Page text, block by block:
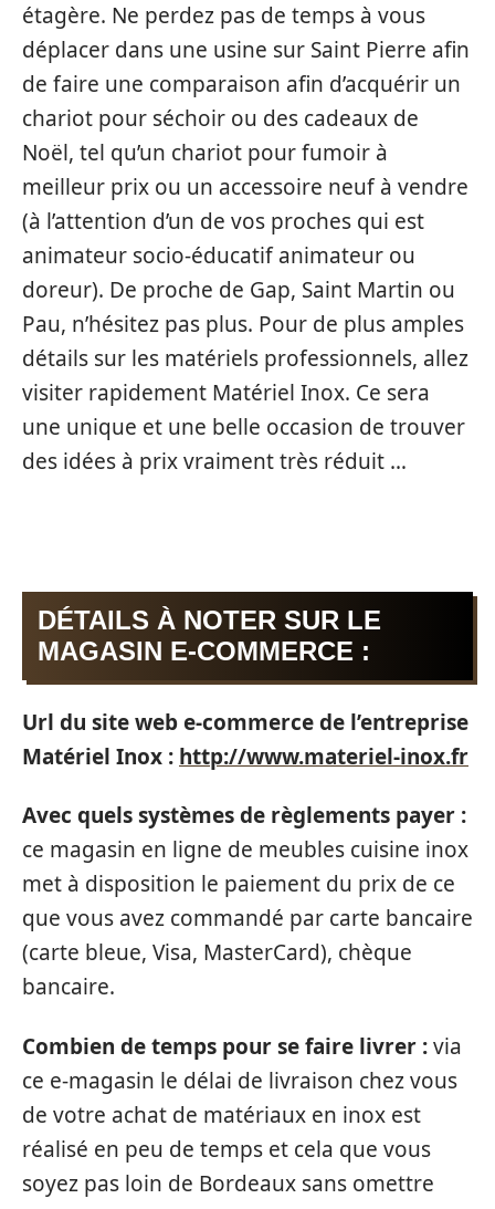
étagère. Ne perdez pas de temps à vous
déplacer dans une usine sur Saint Pierre afin
de faire une comparaison afin d’acquérir un
chariot pour séchoir ou des cadeaux de
Noël, tel qu’un chariot pour fumoir à
meilleur prix ou un accessoire neuf à vendre
(à l’attention d’un de vos proches qui est
animateur socio-éducatif animateur ou
doreur). De proche de Gap, Saint Martin ou
Pau, n’hésitez pas plus. Pour de plus amples
détails sur les matériels professionnels, allez
visiter rapidement Matériel Inox. Ce sera
une unique et une belle occasion de trouver
des idées à prix vraiment très réduit …
DÉTAILS À NOTER SUR LE
MAGASIN E-COMMERCE :
Url du site web e-commerce de l’entreprise
Matériel Inox : http://www.materiel-inox.fr
Avec quels systèmes de règlements payer :
ce magasin en ligne de meubles cuisine inox
met à disposition le paiement du prix de ce
que vous avez commandé par carte bancaire
(carte bleue, Visa, MasterCard), chèque
bancaire.
Combien de temps pour se faire livrer :via
ce e-magasin le délai de livraison chez vous
de votre achat de matériaux en inox est
réalisé en peu de temps et cela que vous
soyez pas loin de Bordeaux sans omettre